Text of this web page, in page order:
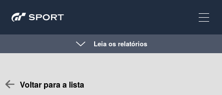
Leia os relatórios
Voltar para a lista